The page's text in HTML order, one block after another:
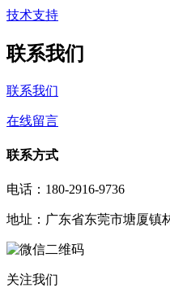
技术支持
联系我们
联系我们
在线留言
联系方式
电话：180-2916-9736
地址：广东省东莞市塘厦镇
关注我们